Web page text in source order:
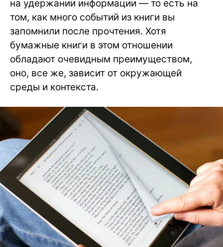
на удержании информации — то есть на
том, как много событий из книги вы
запомнили после прочтения. Хотя
бумажные книги в этом отношении
обладают очевидным преимуществом,
оно, все же, зависит от окружающей
среды и контекста.